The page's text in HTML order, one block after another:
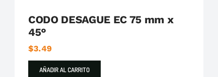
CODO DESAGUE EC 75 mm x
45°
$3.49
AÑADIR AL CARRITO